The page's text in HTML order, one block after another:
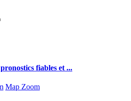
fiables et ...
Map Zoom